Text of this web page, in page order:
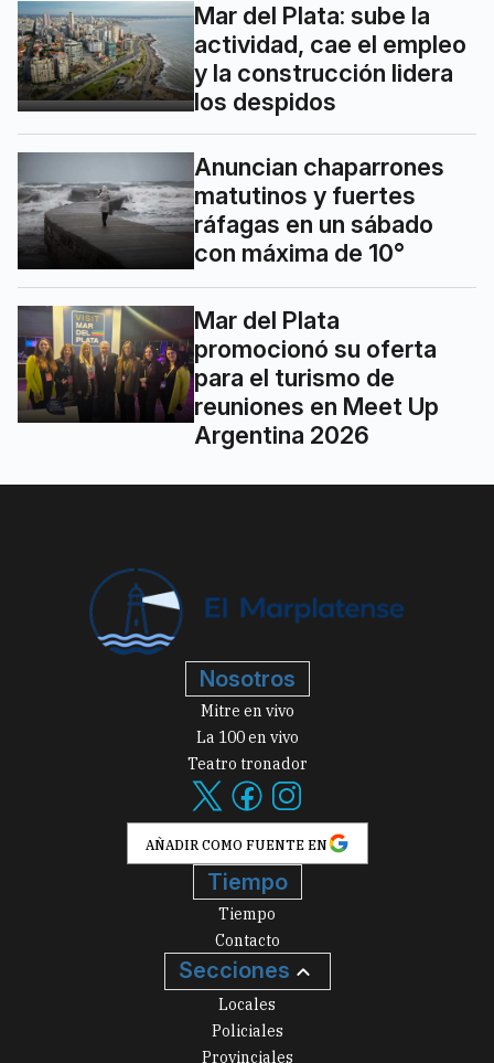
Mar del Plata: sube la
actividad, cae el empleo
y la construcción lidera
los despidos
Anuncian chaparrones
matutinos y fuertes
ráfagas en un sábado
con máxima de 10°
Mar del Plata
promocionó su oferta
para el turismo de
reuniones en Meet Up
Argentina 2026
Nosotros
Mitre en vivo
La 100 en vivo
Teatro tronador
AÑADIR COMO FUENTE EN
Tiempo
Tiempo
Contacto
Secciones
Locales
Policiales
Provinciales